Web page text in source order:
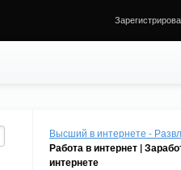
Высший в интернете -
Работа в интернет |
интернете